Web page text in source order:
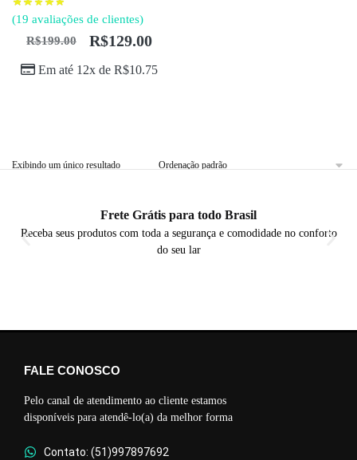
(19 avaliações de clientes)
R$199.00 R$129.00
Em até 12x de R$10.75
Exibindo um único resultado
Frete Grátis para todo Brasil
Receba seus produtos com toda a segurança e comodidade no conforto
do seu lar
FALE CONOSCO
Pelo canal de atendimento ao cliente estamos
disponíveis para atendê-lo(a) da melhor forma
Contato: (51)997897692